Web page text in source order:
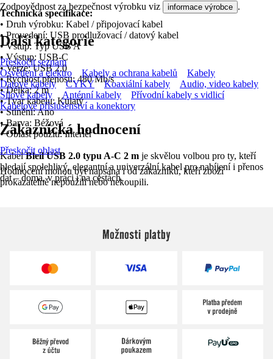
Technická specifikace:
• Druh výrobku: Kabel / připojovací kabel
• Provedení: USB prodlužovací / datový kabel
• Vstup: Typ USB A
• Výstup: USB-C
• Verze: USB 2.0
• Rychlost přenosu: 480 Mb/s
• Délka: 2 m
• Tvar kabelu: Kulatý
• Stínění: Ano
• Barva: Béžová
• Oblast použití: Interiér
KabelBleil USB 2.0 typu A-C 2 m je skvělou volbou pro ty, kteří
hledají spolehlivý, elegantní a univerzální kabel pro nabíjení i přenos
dat – doma, v práci i na cestách.
Zodpovědnost za bezpečnost výrobku viz informace výrobce .
Další kategorie
Přeskočit seznam
Osvětlení a elektro
Kabely a ochrana kabelů
Kabely
Datové kabely
CYKY Koaxiální kabely
Audio, video kabely
Silové kabely
Anténní kabely
Přívodní kabely s vidlicí
Kabelové příslušenství a konektory
Zákaznická hodnocení
Přeskočit oblast
Hodnocení mohou být napsána i od zákazníků, kteří zboží
prokazatelně nepoužili nebo nekoupili.
Možnosti platby